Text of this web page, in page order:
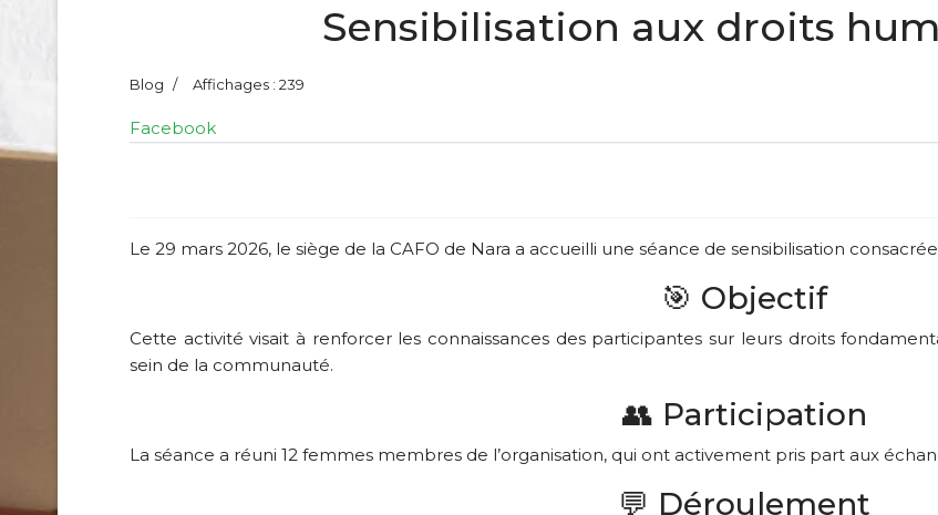
Sensibilisation aux droits
Blog Affichages : 239
Facebook
Le 29 mars 2026, le siège de la CAFO de Nara a accueilli une séance de sensibilisation
🎯 Objectif
Cette activité visait à renforcer les connaissances des participantes sur leurs droits
sein de la communauté.
👥 Participation
La séance a réuni 12 femmes membres de l’organisation, qui ont activement pris part aux
💬 Déroulement